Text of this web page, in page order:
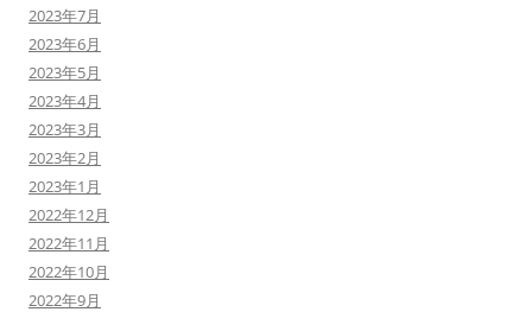
2023年7月
2023年6月
2023年5月
2023年4月
2023年3月
2023年2月
2023年1月
2022年12月
2022年11月
2022年10月
2022年9月